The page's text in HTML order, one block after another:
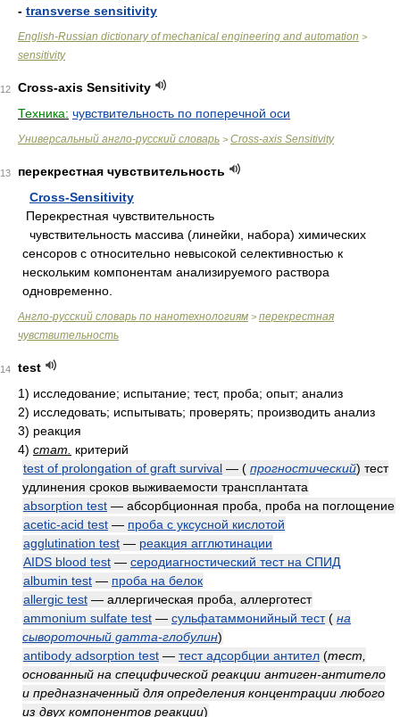
- transverse sensitivity
English-Russian dictionary of mechanical engineering and automation >
sensitivity
12
Cross-axis Sensitivity
Техника: чувствительность по поперечной оси
Универсальный англо-русский словарь > Cross-axis Sensitivity
13
перекрестная чувствительность
Cross-Sensitivity
Перекрестная чувствительность
чувствительность массива (линейки, набора) химических
сенсоров с относительно невысокой селективностью к
нескольким компонентам анализируемого раствора
одновременно.
Англо-русский словарь по нанотехнологиям > перекрестная
чувствительность
14
test
1) исследование; испытание; тест, проба; опыт; анализ
2) исследовать; испытывать; проверять; производить анализ
3) реакция
4) стат.
критерий
test of prolongation of graft survival — ( прогностический) тест
удлинения сроков выживаемости трансплантата
absorption test — абсорбционная проба, проба на поглощение
acetic-acid test — проба с уксусной кислотой
agglutination test — реакция агглютинации
AIDS blood test — серодиагностический тест на СПИД
albumin test — проба на белок
allergic test — аллергическая проба, аллерготест
ammonium sulfate test — сульфатаммонийный тест ( на
сывороточный gamma-глобулин)
antibody adsorption test — тест адсорбции антител (тест,
основанный на специфической реакции антиген-антитело
и предназначенный для определения концентрации любого
из двух компонентов реакции)